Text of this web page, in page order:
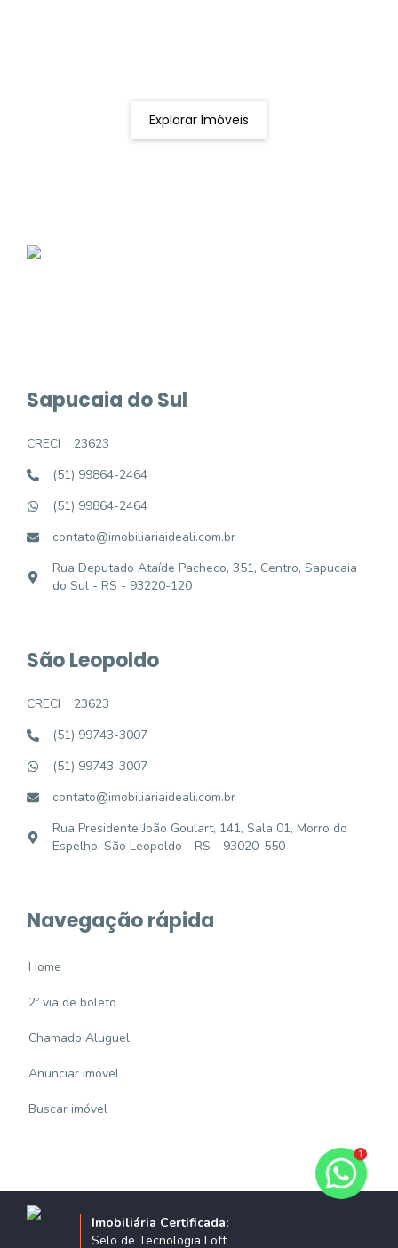
Explorar Imóveis
Sapucaia do Sul
CRECI
23623
(51) 99864-2464
(51) 99864-2464
contato@imobiliariaideali.com.br
Rua Deputado Ataíde Pacheco, 351, Centro, Sapucaia
do Sul - RS - 93220-120
São Leopoldo
CRECI
23623
(51) 99743-3007
(51) 99743-3007
contato@imobiliariaideali.com.br
Rua Presidente João Goulart, 141, Sala 01, Morro do
Espelho, São Leopoldo - RS - 93020-550
Navegação rápida
Home
2º via de boleto
Chamado Aluguel
Anunciar imóvel
Buscar imóvel
Imobiliária Certificada:
Selo de Tecnologia Loft
1